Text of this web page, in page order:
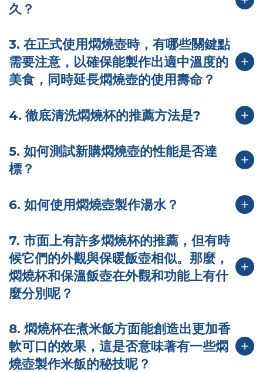
久？
3. 在正式使用燜燒壺時，有哪些關鍵點
需要注意，以確保能製作出適中溫度的
美食，同時延長燜燒壺的使用壽命？
4. 徹底清洗燜燒杯的推薦方法是?
5. 如何測試新購燜燒壺的性能是否達
標？
6. 如何使用燜燒壺製作湯水？
7. 市面上有許多燜燒杯的推薦，但有時
候它們的外觀與保暖飯壺相似。那麼，
燜燒杯和保溫飯壺在外觀和功能上有什
麼分別呢？
8. 燜燒杯在煮米飯方面能創造出更加香
軟可口的效果，這是否意味著有一些燜
燒壺製作米飯的秘技呢？